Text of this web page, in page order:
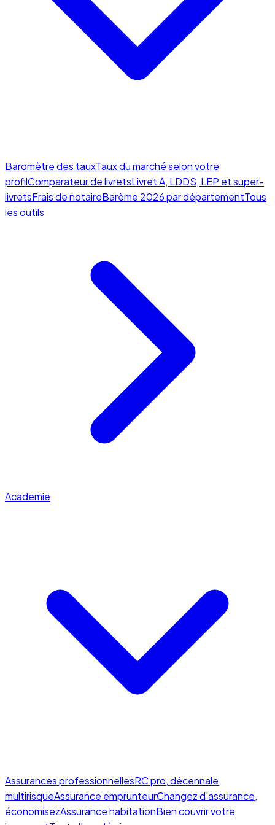
Baromètre des tauxTaux du marché selon votre
profilComparateur de livretsLivret A, LDDS, LEP et super-
livretsFrais de notaireBarème 2026 par départementTous
les outils
Academie
Assurances professionnellesRC pro, décennale,
multirisqueAssurance emprunteurChangez d'assurance,
économisezAssurance habitationBien couvrir votre